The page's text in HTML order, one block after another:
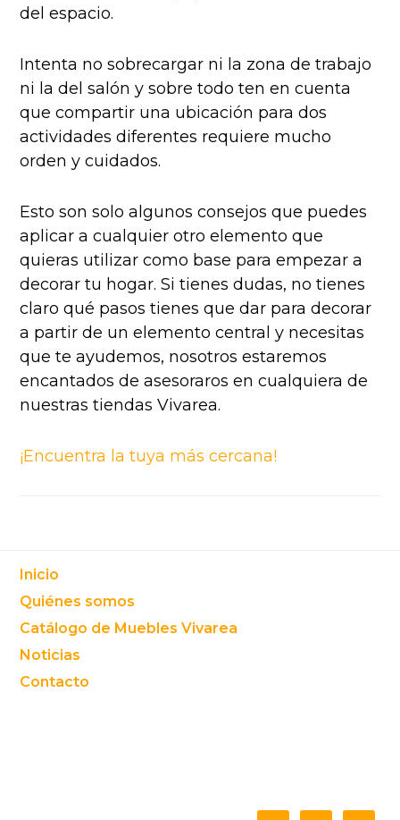
del espacio.
Intenta no sobrecargar ni la zona de trabajo
ni la del salón y sobre todo ten en cuenta
que compartir una ubicación para dos
actividades diferentes requiere mucho
orden y cuidados.
Esto son solo algunos consejos que puedes
aplicar a cualquier otro elemento que
quieras utilizar como base para empezar a
decorar tu hogar. Si tienes dudas, no tienes
claro qué pasos tienes que dar para decorar
a partir de un elemento central y necesitas
que te ayudemos, nosotros estaremos
encantados de asesoraros en cualquiera de
nuestras tiendas Vivarea.
¡Encuentra la tuya más cercana!
Footer
Inicio
Quiénes somos
Catálogo de Muebles Vivarea
Noticias
Contacto